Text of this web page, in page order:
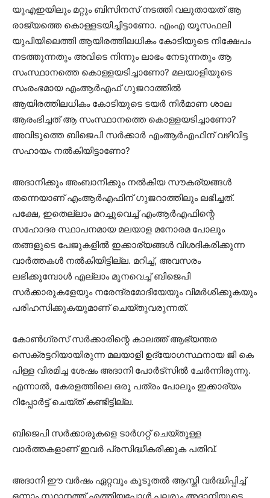
യുഎഇയിലും മറ്റും ബിസിനസ് നടത്തി വലുതായത് ആ
രാജ്യത്തെ കൊള്ളടയിച്ചിട്ടാണോ. എംഎ യൂസഫലി
യുപിയിലെത്തി ആയിരത്തിലധികം കോടിയുടെ നിക്ഷേപം
നടത്തുന്നതും അവിടെ നിന്നും ലാഭം നേടുന്നതും ആ
സംസ്ഥാനത്തെ കൊള്ളയടിച്ചാണോ? മലയാളിയുടെ
സംരംഭമായ എംആര്‍എഫ് ഗുജറാത്തില്‍
ആയിരത്തിലധികം കോടിയുടെ ടയര്‍ നിര്‍മാണ ശാല
ആരംഭിച്ചത് ആ സംസ്ഥാനത്തെ കൊള്ളയടിച്ചാണോ?
അവിടുത്തെ ബിജെപി സര്‍ക്കാര്‍ എംആര്‍എഫിന് വഴിവിട്ട
സഹായം നല്‍കിയിട്ടാണോ?
അദാനിക്കും അംബാനിക്കും നല്‍കിയ സൗകര്യങ്ങള്‍
തന്നെയാണ് എംആര്‍എഫിന് ഗുജറാത്തിലും ലഭിച്ചത്.
പക്ഷേ, ഇതെല്ലാം മറച്ചുവെച്ച് എംആര്‍എഫിന്റെ
സഹോദര സ്ഥാപനമായ മലയാള മനോരമ പോലും
തങ്ങളുടെ പേജുകളില്‍ ഇക്കാര്യങ്ങള്‍ വിശദികരിക്കുന്ന
വാര്‍ത്തകള്‍ നല്‍കിയിട്ടില്ല. മറിച്ച്, അവസരം
ലഭിക്കുമ്പോള്‍ എല്ലാം മുനവെച്ച് ബിജെപി
സര്‍ക്കാരുകളേയും നരേന്ദ്രമോദിയേയും വിമര്‍ശിക്കുകയും
പരിഹസിക്കുകയുമാണ് ചെയ്തുവരുന്നത്.
കോണ്‍ഗ്രസ് സര്‍ക്കാരിന്റെ കാലത്ത് ആഭ്യന്തര
സെക്രട്ടറിയായിരുന്ന മലയാളി ഉദ്യോഗസ്ഥനായ ജി കെ
പിള്ള വിരമിച്ച ശേഷം അദാനി പോര്‍ട്‌സില്‍ ചേര്‍ന്നിരുന്നു.
എന്നാല്‍, കേരളത്തിലെ ഒരു പത്രം പോലും ഇക്കാര്യം
റിപ്പോര്‍ട്ട് ചെയ്ത് കണ്ടിട്ടില്ല.
ബിജെപി സര്‍ക്കാരുകളെ ടാര്‍ഗറ്റ് ചെയ്തുള്ള
വാര്‍ത്തകളാണ് ഇവര്‍ പ്രസിദ്ധീകരിക്കുക പതിവ്.
അദാനി ഈ വര്‍ഷം ഏറ്റവും കൂടുതല്‍ ആസ്തി വര്‍ദ്ധിപ്പിച്ച്